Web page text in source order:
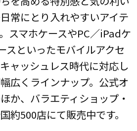
常にとり入れやすいアイテ
スマホケースやPC／iPadケ
スといったモバイルアクセ
ャッシュレス時代に対応し
広くラインナップ。公式オ
か、バラエティショップ・
約500店にて販売中です。